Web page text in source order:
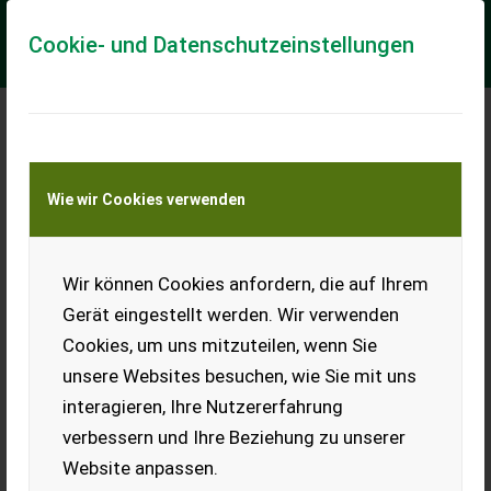
Cookie- und Datenschutzeinstellungen
Wie wir Cookies verwenden
Wir können Cookies anfordern, die auf Ihrem
Gerät eingestellt werden. Wir verwenden
Cookies, um uns mitzuteilen, wenn Sie
unsere Websites besuchen, wie Sie mit uns
interagieren, Ihre Nutzererfahrung
verbessern und Ihre Beziehung zu unserer
Website anpassen.
Meine Transportkostenanfrage
Transport von Land- und Baumaschinen –
KEINE Tiertransporte
Holzüberdachung
Baucontainer montiert, VHB.
6,50 x 3 m.
EUR 0